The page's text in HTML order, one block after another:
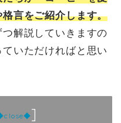
言をご紹介します。
解説していきますの
いただければと思い
]